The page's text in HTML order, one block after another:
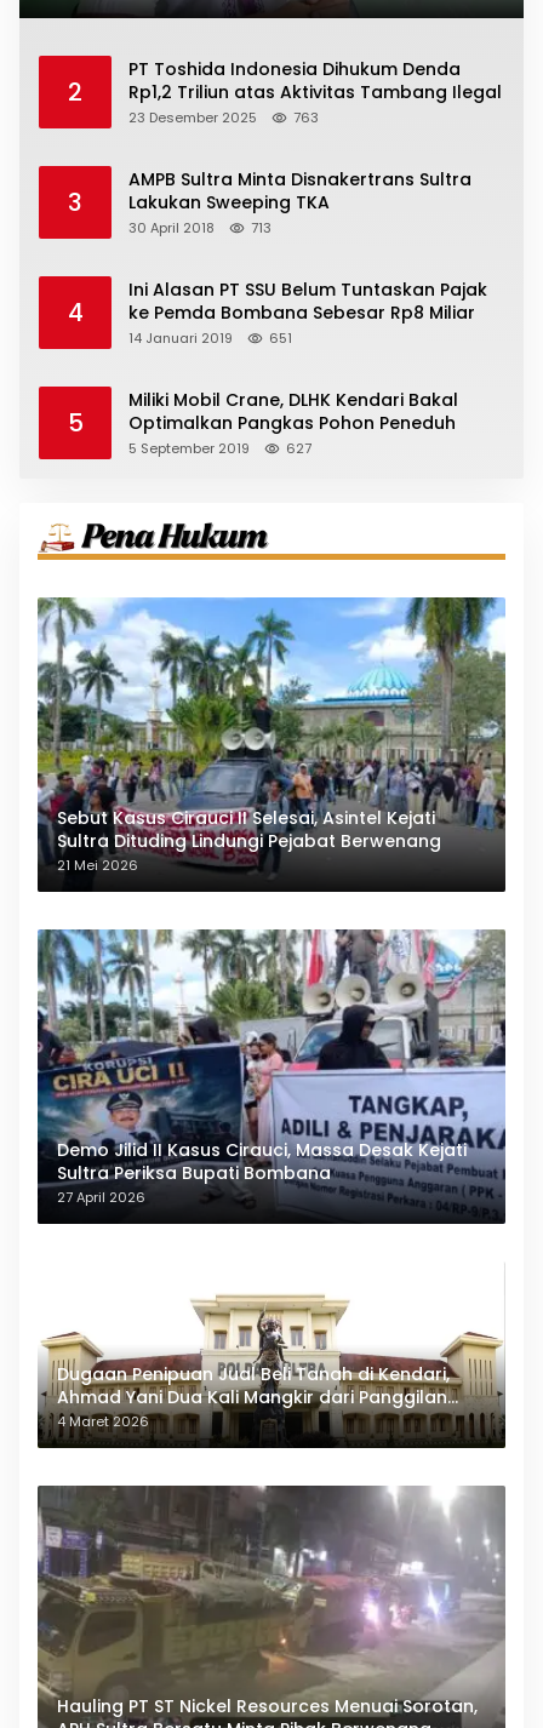
2
PT Toshida Indonesia Dihukum Denda
Rp1,2 Triliun atas Aktivitas Tambang Ilegal
23 Desember 2025 763
3
AMPB Sultra Minta Disnakertrans Sultra
Lakukan Sweeping TKA
30 April 2018 713
4
Ini Alasan PT SSU Belum Tuntaskan Pajak
ke Pemda Bombana Sebesar Rp8 Miliar
14 Januari 2019 651
5
Miliki Mobil Crane, DLHK Kendari Bakal
Optimalkan Pangkas Pohon Peneduh
5 September 2019 627
Sebut Kasus Cirauci II Selesai, Asintel Kejati
Sultra Dituding Lindungi Pejabat Berwenang
21 Mei 2026
Demo Jilid II Kasus Cirauci, Massa Desak Kejati
Sultra Periksa Bupati Bombana
27 April 2026
Dugaan Penipuan Jual Beli Tanah di Kendari,
Ahmad Yani Dua Kali Mangkir dari Panggilan
Polda Sultra
4 Maret 2026
Hauling PT ST Nickel Resources Menuai Sorotan,